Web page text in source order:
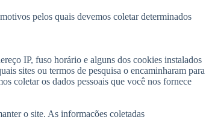
pelos quais devemos coletar determinados
IP, fuso horário e alguns dos cookies instalados
sites ou termos de pesquisa o encaminharam para
coletar os dados pessoais que você nos fornece
o site. As informações coletadas